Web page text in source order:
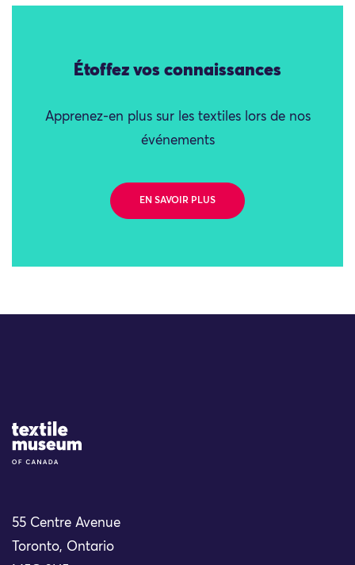
Étoffez vos connaissances
Apprenez-en plus sur les textiles lors de nos
événements
EN SAVOIR PLUS
Site Logo
55 Centre Avenue
Toronto, Ontario